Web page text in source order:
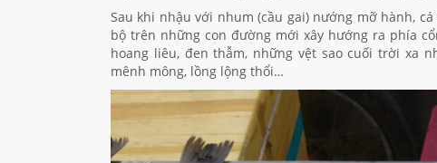
Sau khi nhậu với nhum (cầu gai) nướng mỡ hành,
bộ trên những con đường mới xây hướng ra phía
hoang liêu, đen thẫm, những vệt sao cuối trời xa
mênh mông, lồng lộng thổi…